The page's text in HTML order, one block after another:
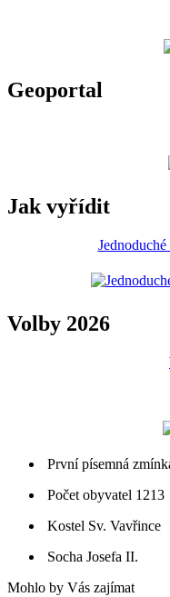
Geoportal
Jak vyřídit
Volby 2026
První písemná
Počet obyvatel 1213
Kostel Sv. Vavřince
Socha Josefa II.
Mohlo by Vás zajímat